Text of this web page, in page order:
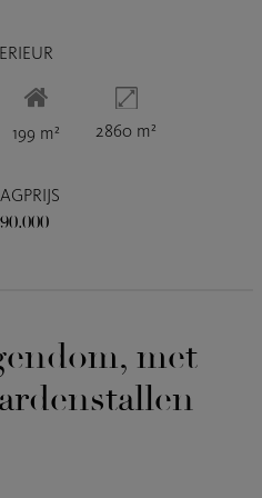
199 m² 2860 m²
met